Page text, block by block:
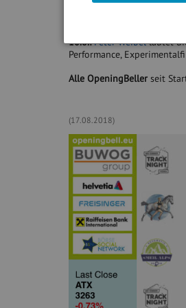
Rosenbauer
10.8.:Peter Weibelläutet
Performance,
Alle OpeningBellerseit
(17.08.2018)